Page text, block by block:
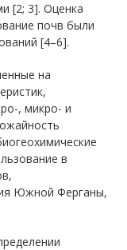
[2; 3]. Оценка
почв были
[4–6].
на
, микро- и
в
Южной Ферганы,